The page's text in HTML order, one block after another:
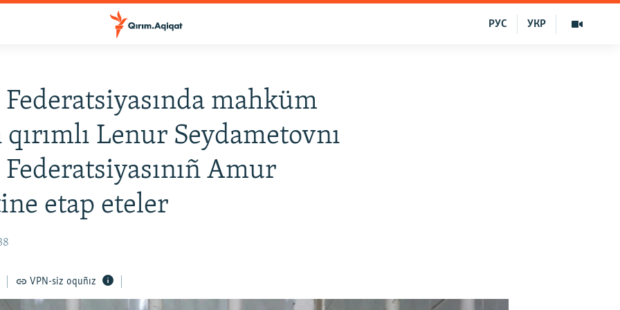
УКР
РУС
Federatsiyasında mahküm
Lenur Seydametovnı
Federatsiyasınıñ Amur
etap eteler
VPN-siz oquñız